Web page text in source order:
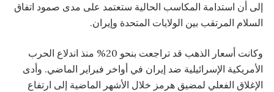
إلى أن استدامة المكاسب الحالية ستعتمد على مدى صمود اتفاق
السلام المرتقب بين الولايات المتحدة وإيران.
وكانت أسعار الذهب قد تراجعت بنحو 20% منذ اندلاع الحرب
الأمريكية الإسرائيلية ضد إيران في أواخر فبراير الماضي. وأدى
الإغلاق الفعلي لمضيق هرمز خلال الأشهر الماضية إلى ارتفاع